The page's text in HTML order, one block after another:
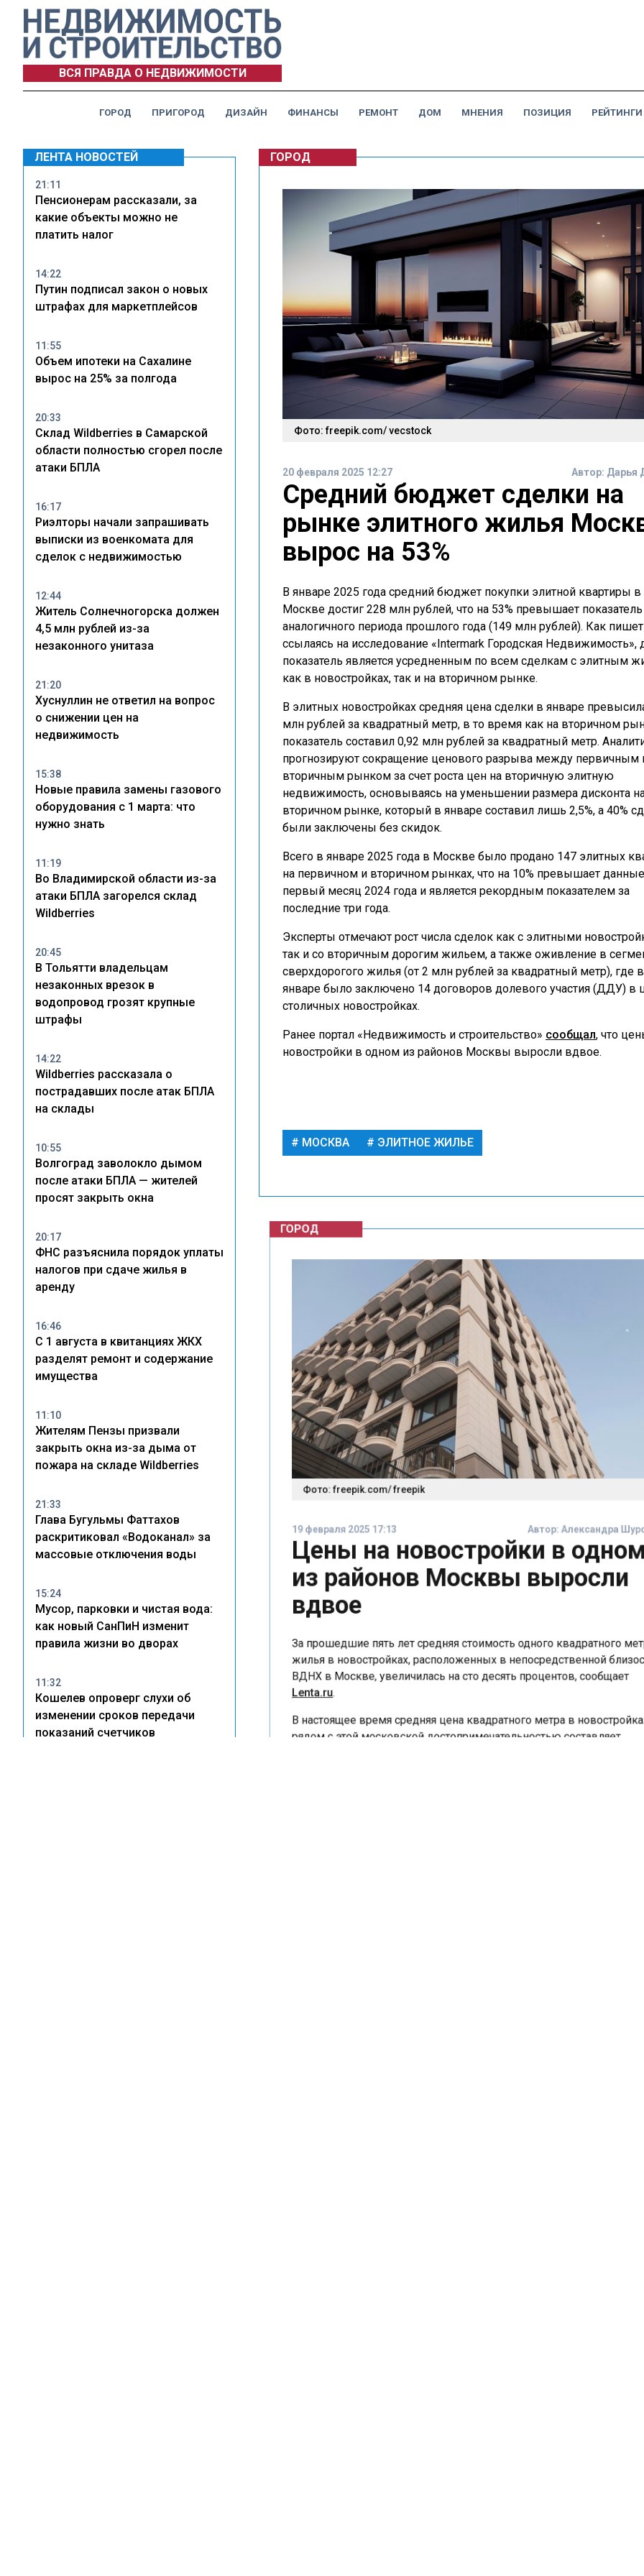
ВСЯ ПРАВДА О НЕДВИЖИМОСТИ
ГОРОД ПРИГОРОД ДИЗАЙН ФИНАНСЫ РЕМОНТ ДОМ МНЕНИЯ ПОЗИЦИЯ РЕЙТИНГИ
ЛЕНТА НОВОСТЕЙ
21:11
Пенсионерам рассказали, за
какие объекты можно не
платить налог
14:22
Путин подписал закон о новых
штрафах для маркетплейсов
11:55
Объем ипотеки на Сахалине
вырос на 25% за полгода
20:33
Склад Wildberries в Самарской
области полностью сгорел после
атаки БПЛА
16:17
Риэлторы начали запрашивать
выписки из военкомата для
сделок с недвижимостью
12:44
Житель Солнечногорска должен
4,5 млн рублей из-за
незаконного унитаза
21:20
Хуснуллин не ответил на вопрос
о снижении цен на
недвижимость
15:38
Новые правила замены газового
оборудования с 1 марта: что
нужно знать
11:19
Во Владимирской области из-за
атаки БПЛА загорелся склад
Wildberries
20:45
В Тольятти владельцам
незаконных врезок в
водопровод грозят крупные
штрафы
14:22
Wildberries рассказала о
пострадавших после атак БПЛА
на склады
10:55
Волгоград заволокло дымом
после атаки БПЛА — жителей
просят закрыть окна
20:17
ФНС разъяснила порядок уплаты
налогов при сдаче жилья в
аренду
16:46
С 1 августа в квитанциях ЖКХ
разделят ремонт и содержание
имущества
11:10
Жителям Пензы призвали
закрыть окна из-за дыма от
пожара на складе Wildberries
21:33
Глава Бугульмы Фаттахов
раскритиковал «Водоканал» за
массовые отключения воды
15:24
Мусор, парковки и чистая вода:
как новый СанПиН изменит
правила жизни во дворах
11:32
Кошелев опроверг слухи об
изменении сроков передачи
показаний счетчиков
ГОРОД
Фото: freepik.com/ vecstock
20 февраля 2025 12:27 Автор: Дарья
Средний бюджет сделки на
рынке элитного жилья
вырос на 53%
В январе 2025 года средний бюджет покупки элитной квартиры в
Москве достиг 228 млн рублей, что на 53% превышает показатель
аналогичного периода прошлого года (149 млн рублей). Как
ссылаясь на исследование «Intermark Городская Недвижимость»,
показатель является усредненным по всем сделкам с элитным
как в новостройках, так и на вторичном рынке.
В элитных новостройках средняя цена сделки в январе
млн рублей за квадратный метр, в то время как на вторичном
показатель составил 0,92 млн рублей за квадратный метр.
прогнозируют сокращение ценового разрыва между первичным
вторичным рынком за счет роста цен на вторичную элитную
недвижимость, основываясь на уменьшении размера дисконта
вторичном рынке, который в январе составил лишь 2,5%, а 40%
были заключены без скидок.
Всего в январе 2025 года в Москве было продано 147 элитных
на первичном и вторичном рынках, что на 10% превышает
первый месяц 2024 года и является рекордным показателем за
последние три года.
Эксперты отмечают рост числа сделок как с элитными
так и со вторичным дорогим жильем, а также оживление в
сверхдорогого жилья (от 2 млн рублей за квадратный метр), где в
январе было заключено 14 договоров долевого участия (ДДУ) в
столичных новостройках.
Ранее портал «Недвижимость и строительство» сообщал, что
новостройки в одном из районов Москвы выросли вдвое.
МОСКВА ЭЛИТНОЕ ЖИЛЬЕ
ГОРОД
Фото: freepik.com/ freepik
Цены на новостройки в
из районов Москвы выросли
вдвое
жилья в новостройках, расположенных в непосредственной
ВДНХ в Москве, увеличилась на сто десять процентов, сообщает
Lenta.ru .
В настоящее время средняя цена квадратного метра в
рядом с этой московской достопримечательностью составляет